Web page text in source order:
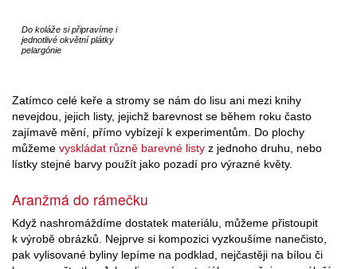
Do koláže si připravíme i
jednotlivé okvětní plátky
pelargónie
Zatímco celé keře a stromy se nám do lisu ani mezi knihy
nevejdou, jejich listy, jejichž barevnost se během roku často
zajímavě mění, přímo vybízejí k experimentům. Do plochy
můžeme vyskládat různě barevné listy z jednoho druhu, nebo
lístky stejné barvy použít jako pozadí pro výrazné květy.
Aranžmá do rámečku
Když nashromáždíme dostatek materiálu, můžeme přistoupit
k výrobě obrázků. Nejprve si kompozici vyzkoušíme nanečisto,
pak vylisované byliny lepíme na podklad, nejčastěji na bílou či